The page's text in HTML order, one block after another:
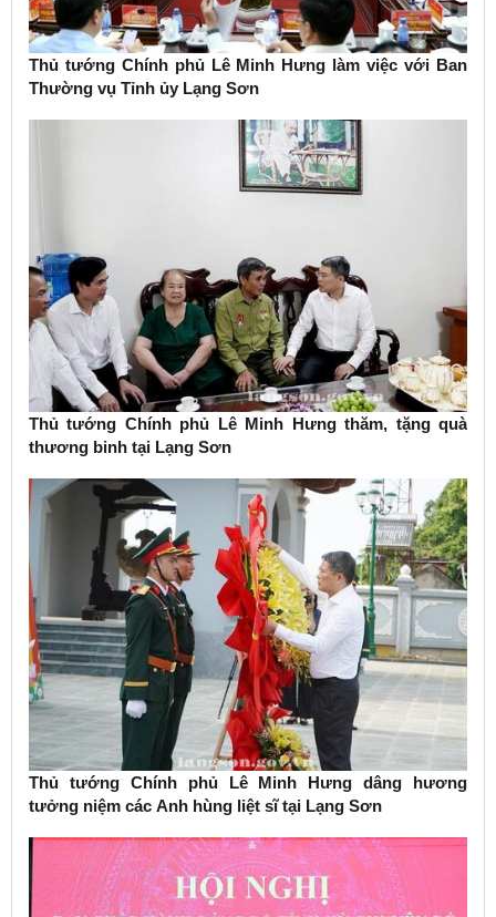
Thủ tướng Chính phủ Lê Minh Hưng làm việc với Ban
Thường vụ Tỉnh ủy Lạng Sơn
Thủ tướng Chính phủ Lê Minh Hưng thăm, tặng quà
thương binh tại Lạng Sơn
Thủ tướng Chính phủ Lê Minh Hưng dâng hương
tưởng niệm các Anh hùng liệt sĩ tại Lạng Sơn